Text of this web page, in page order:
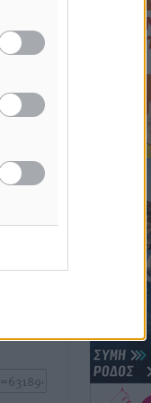
της
το
•
Κως:
βρήκε
Τοπικές
Ο
Δανό
Τοπικές
Σύμη: